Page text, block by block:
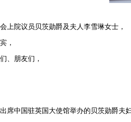
上院议员贝茨勋爵及夫人李雪琳女士，
，
、朋友们，
中国驻英国大使馆举办的贝茨勋爵夫